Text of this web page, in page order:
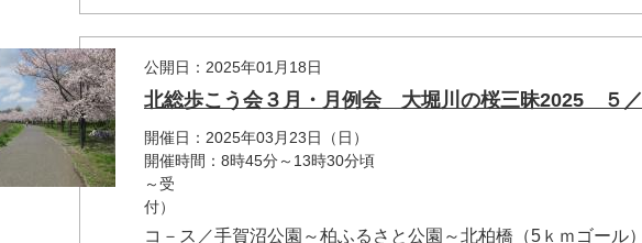
公開日：2025年01月18日
北総歩こう会３月・月例会 大堀川の桜三昧2025 ５
開催日：2025年03月23日（日）
開催時間：8時45分～13時30
～受
付
コ－ス／手賀沼公園～柏ふるさと公園～北柏橋（5ｋｍゴール